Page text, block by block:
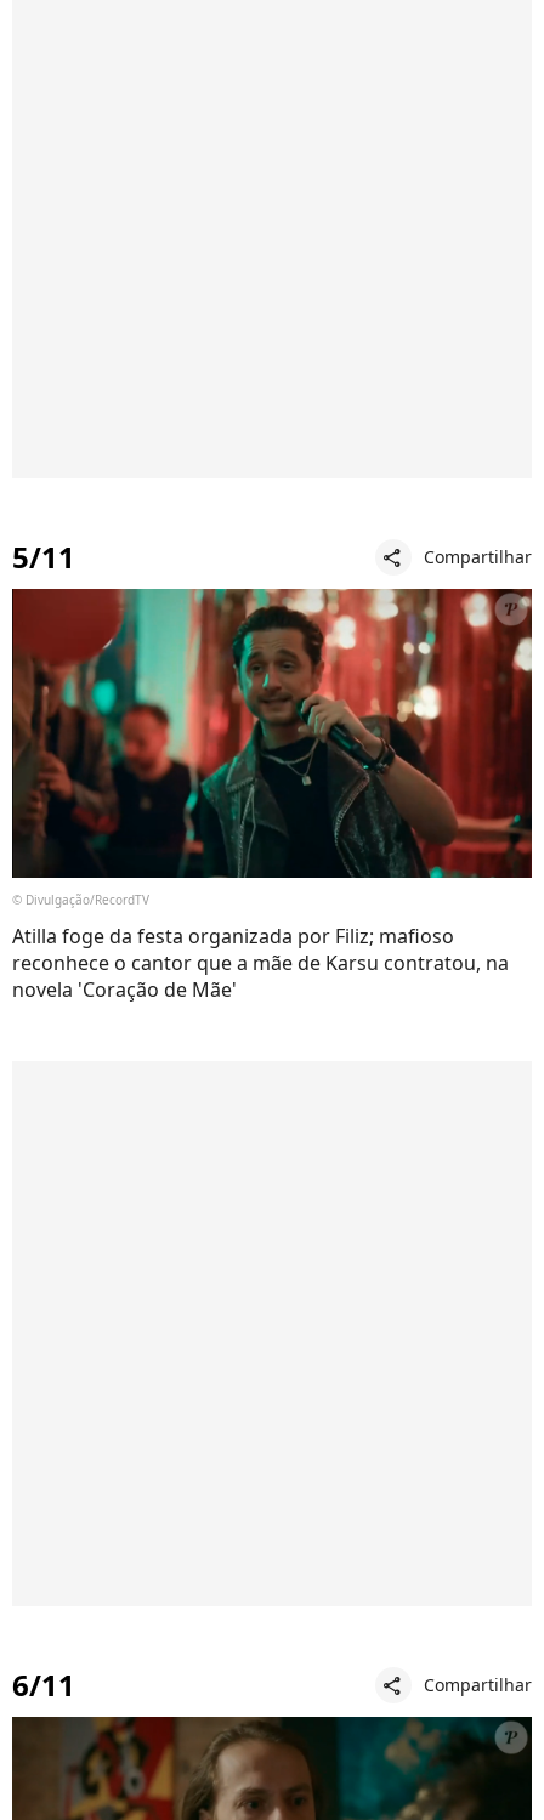
5/11 share Compartilhar
© Divulgação/RecordTV
Atilla foge da festa organizada por Filiz; mafioso
reconhece o cantor que a mãe de Karsu contratou, na
novela 'Coração de Mãe'
6/11 share Compartilhar